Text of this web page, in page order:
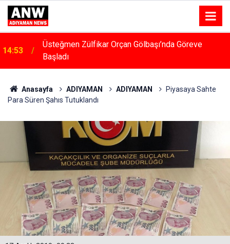
14:48 Menfeze Çarpan Araç Sürücüsü Yaralandı
Anasayfa ADIYAMAN ADIYAMAN
Piyasaya Sahte
Para Süren Şahıs Tutuklandı